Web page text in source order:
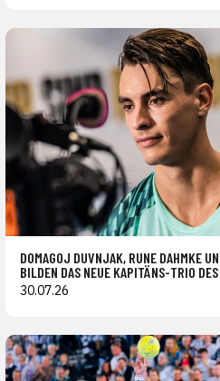
DOMAGOJ DUVNJAK, RUNE DAHMKE
BILDEN DAS NEUE KAPITÄNS-TRIO
30.07.26